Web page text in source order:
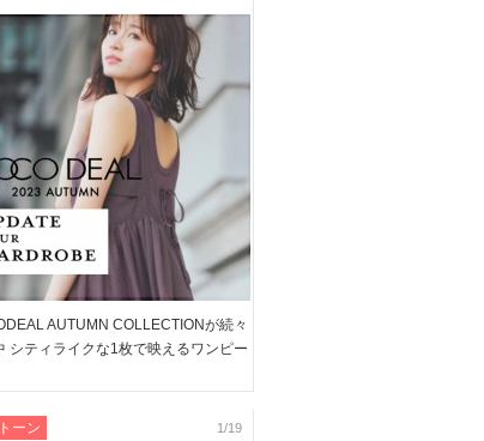
】着るだけで女心も気
高まる、バックシャンワンピなど
ーンコーデをご紹介
AUTUMN COLLECTIONが続々
シティライクな1枚で映えるワンピー
アイテムが多数ラインナップしていま
リーに、おでかけに活躍の新作を […]
ーン 1/19